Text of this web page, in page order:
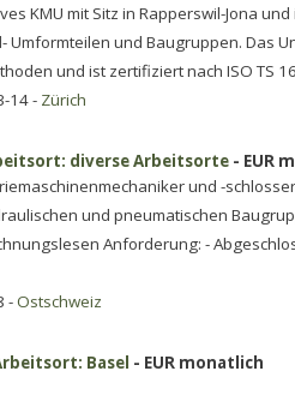
KMU mit Sitz in Rapperswil-Jona
Umformteilen und Baugruppen. Das
und ist zertifiziert nach ISO TS
14 - Zürich
diverse Arbeitsorte - EUR
und -schlosser
und pneumatischen
Anforderung: -
-Ostschweiz
Basel - EUR monatlich